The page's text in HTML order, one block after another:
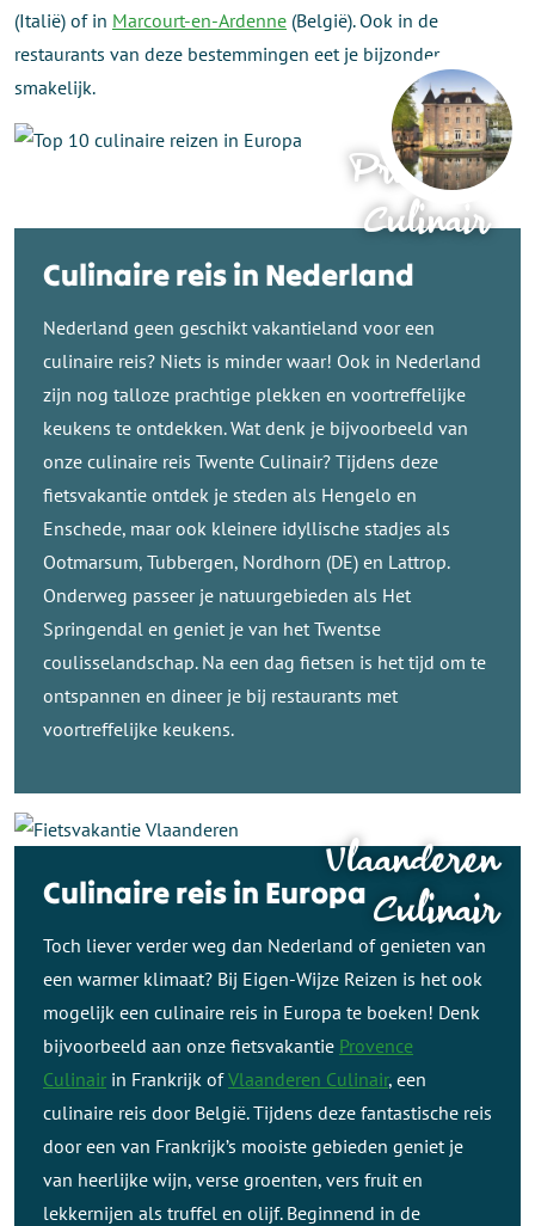
(Italië) of in Marcourt-en-Ardenne (België). Ook in de
restaurants van deze bestemmingen eet je bijzonder
smakelijk.
Provence
Culinair
Culinaire reis in Nederland
Nederland geen geschikt vakantieland voor een
culinaire reis? Niets is minder waar! Ook in Nederland
zijn nog talloze prachtige plekken en voortreffelijke
keukens te ontdekken. Wat denk je bijvoorbeeld van
onze culinaire reis Twente Culinair? Tijdens deze
fietsvakantie ontdek je steden als Hengelo en
Enschede, maar ook kleinere idyllische stadjes als
Ootmarsum, Tubbergen, Nordhorn (DE) en Lattrop.
Onderweg passeer je natuurgebieden als Het
Springendal en geniet je van het Twentse
coulisselandschap. Na een dag fietsen is het tijd om te
ontspannen en dineer je bij restaurants met
voortreffelijke keukens.
Culinaire reis in Europa
Toch liever verder weg dan Nederland of genieten van
een warmer klimaat? Bij Eigen-Wijze Reizen is het ook
mogelijk een culinaire reis in Europa te boeken! Denk
bijvoorbeeld aan onze fietsvakantie Provence
Culinair in Frankrijk ofVlaanderen Culinair, een
culinaire reis door België. Tijdens deze fantastische reis
door een van Frankrijk’s mooiste gebieden geniet je
van heerlijke wijn, verse groenten, vers fruit en
lekkernijen als truffel en olijf. Beginnend in de
Vlaanderen
Culinair